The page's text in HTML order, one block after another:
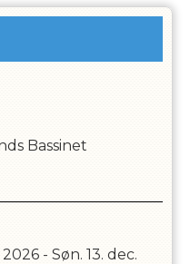
Bassinet
2026- Søn. 13. dec.